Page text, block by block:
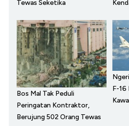
Tewas Seketika
Bos Mal Tak Peduli
Peringatan Kontraktor,
Berujung 502 Orang Tewas
F-16